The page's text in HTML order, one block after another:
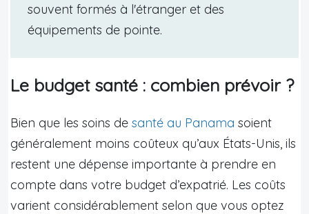
souvent formés à l'étranger et des
équipements de pointe.
Le budget santé : combien prévoir ?
Bien que les soins de santé au Panama soient
généralement moins coûteux qu’aux États-Unis, ils
restent une dépense importante à prendre en
compte dans votre budget d’expatrié. Les coûts
varient considérablement selon que vous optez